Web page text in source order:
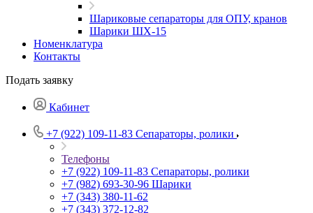
Шариковые сепараторы для ОПУ, кранов
Шарики ШХ-15
Номенклатура
Контакты
Подать заявку
Кабинет
+7 (922) 109-11-83 Сепараторы, ролики
Телефоны
+7 (922) 109-11-83 Сепараторы, ролики
+7 (982) 693-30-96 Шарики
+7 (343) 380-11-62
+7 (343) 372-12-82